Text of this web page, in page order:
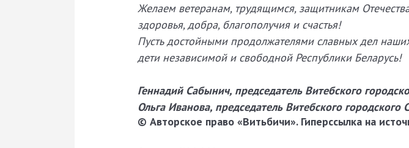
Желаем ветеранам, трудящимся, защитникам
здоровья, добра, благополучия и счастья!
Пусть достойными продолжателями славных дел
дети независимой и свободной Республики Беларусь!
Геннадий Сабынич, председатель Витебского
Ольга Иванова, председатель Витебского городского
© Авторское право «Витьбичи». Гиперссылка на